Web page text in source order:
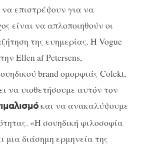
επιστρέψουν για να
είναι να απλοποιηθούν οι
της ευημερίας. Η Vogue
Ellen af Petersens,
brand ομορφιάς Colekt,
να υιοθετήσουμε αυτόν τον
και να ανακαλύψουμε
«Η σουηδική φιλοσοφία
μια διάσημη ερμηνεία της